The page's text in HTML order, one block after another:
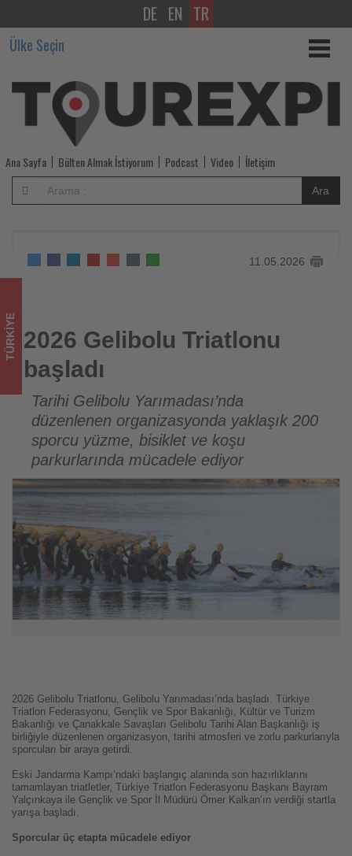
2026
Gelibolu
Triatlonu
başladı
-
Tourexpi,
sizler
için
turizmde
olup
bitenleri
takip
ediyor!
DE EN TR
Ülke Seçin
Ana Sayfa Bülten Almak İstiyorum Podcast Video İletişim
Ara
11.05.2026
2026 Gelibolu Triatlonu başladı
TÜRKIYE 2026 Gelibolu Triatlonu
başladı
Tarihi Gelibolu Yarımadası’nda
düzenlenen organizasyonda yaklaşık 200
sporcu yüzme, bisiklet ve koşu
parkurlarında mücadele ediyor
2026 Gelibolu Triatlonu, Gelibolu Yarımadası’nda başladı. Türkiye
Triatlon Federasyonu, Gençlik ve Spor Bakanlığı, Kültür ve Turizm
Bakanlığı ve Çanakkale Savaşları Gelibolu Tarihi Alan Başkanlığı iş
birliğiyle düzenlenen organizasyon, tarihi atmosferi ve zorlu parkurlarıyla
sporcuları bir araya getirdi.
Eski Jandarma Kampı’ndaki başlangıç alanında son hazırlıklarını
tamamlayan triatletler, Türkiye Triatlon Federasyonu Başkanı Bayram
Yalçınkaya ile Gençlik ve Spor İl Müdürü Ömer Kalkan’ın verdiği startla
yarışa başladı.
Sporcular üç etapta mücadele ediyor